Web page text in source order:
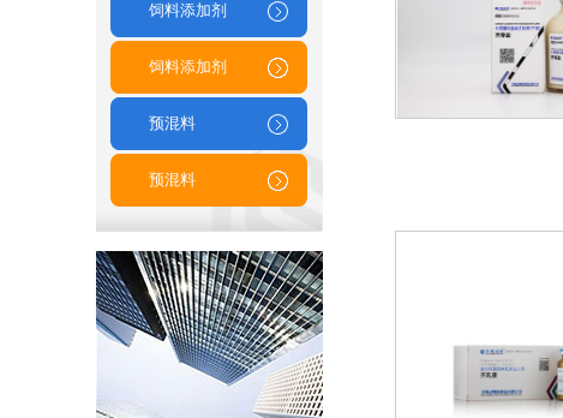
饲料添加剂
饲料添加剂
预混料
预混料